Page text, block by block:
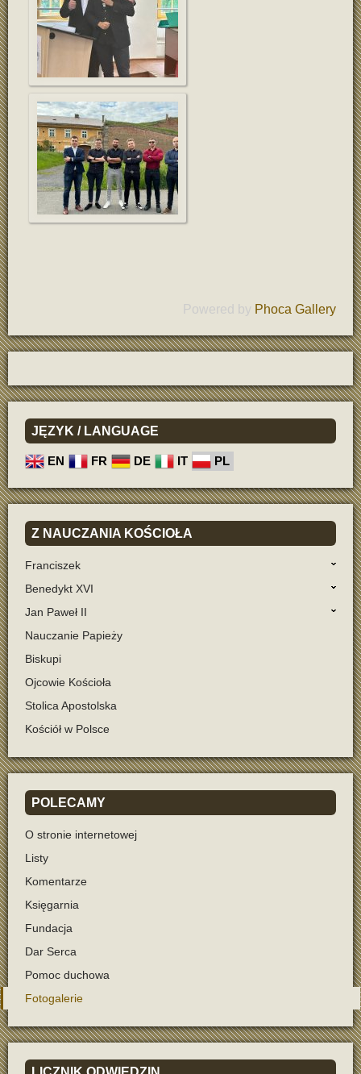
Powered by Phoca Gallery
JĘZYK / LANGUAGE
EN FR DE IT PL
Z NAUCZANIA KOŚCIOŁA
Franciszek
Benedykt XVI
Jan Paweł II
Nauczanie Papieży
Biskupi
Ojcowie Kościoła
Stolica Apostolska
Kościół w Polsce
POLECAMY
O stronie internetowej
Listy
Komentarze
Księgarnia
Fundacja
Dar Serca
Pomoc duchowa
Fotogalerie